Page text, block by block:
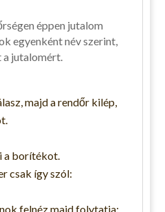
éppen jutalom
egyenként név szerint,
jutalomért.
majd a rendőr kilép,
a borítékot.
csak így szól:
felnéz majd folytatja: